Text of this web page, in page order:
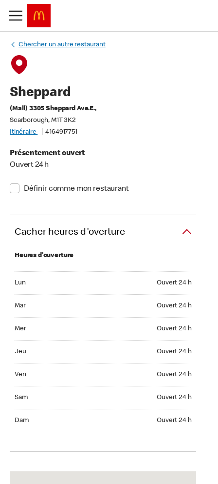
Chercher un autre restaurant
Sheppard
(Mall) 3305 Sheppard Ave.E.,
Scarborough, M1T 3K2
Itinéraire
4164917751
Présentement ouvert
Ouvert 24 h
Définir comme mon restaurant
Cacher heures d'overture
Heures d'ouverture
Lun Ouvert 24 h
Mar Ouvert 24 h
Mer Ouvert 24 h
Jeu Ouvert 24 h
Ven Ouvert 24 h
Sam Ouvert 24 h
Dam Ouvert 24 h